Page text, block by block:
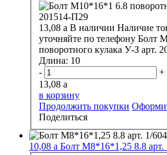
13,08 a В наличии Наличие
уточняйте по телефону Болт
поворотного
Длина: 10
-
+
13,08 a
в корзину
Продолжить покупки
Поделиться
10,08 a Болт М8*16*1,25 8.8 арт.